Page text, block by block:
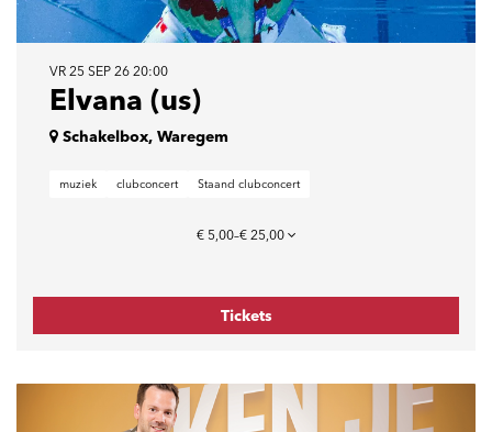
Elvana (us)
VR 25 SEP 26 20:00
Schakelbox, Waregem
muziek clubconcert Staand clubconcert
€ 5,00–€ 25,00
Tickets